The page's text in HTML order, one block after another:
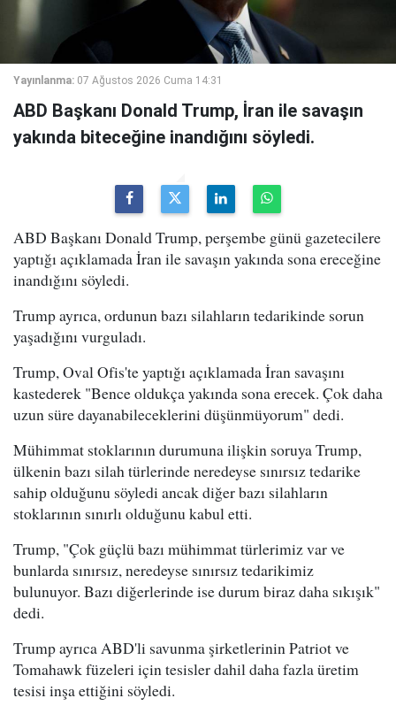
Yayınlanma: 07 Ağustos 2026 Cuma 14:31
ABD Başkanı Donald Trump, İran ile savaşın
yakında biteceğine inandığını söyledi.
ABD Başkanı Donald Trump, perşembe günü gazetecilere
yaptığı açıklamada İran ile savaşın yakında sona ereceğine
inandığını söyledi.
Trump ayrıca, ordunun bazı silahların tedarikinde sorun
yaşadığını vurguladı.
Trump, Oval Ofis'te yaptığı açıklamada İran savaşını
kastederek "Bence oldukça yakında sona erecek. Çok daha
uzun süre dayanabileceklerini düşünmüyorum" dedi.
Mühimmat stoklarının durumuna ilişkin soruya Trump,
ülkenin bazı silah türlerinde neredeyse sınırsız tedarike
sahip olduğunu söyledi ancak diğer bazı silahların
stoklarının sınırlı olduğunu kabul etti.
Trump, "Çok güçlü bazı mühimmat türlerimiz var ve
bunlarda sınırsız, neredeyse sınırsız tedarikimiz
bulunuyor. Bazı diğerlerinde ise durum biraz daha sıkışık"
dedi.
Trump ayrıca ABD'li savunma şirketlerinin Patriot ve
Tomahawk füzeleri için tesisler dahil daha fazla üretim
tesisi inşa ettiğini söyledi.